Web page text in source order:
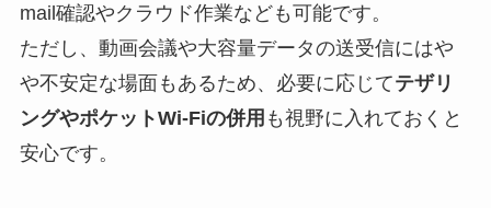
mail確認やクラウド作業なども可能です。
ただし、動画会議や大容量データの送受信にはや
や不安定な場面もあるため、必要に応じてテザリ
ングやポケットWi-Fiの併用 も視野に入れておくと
安心です。